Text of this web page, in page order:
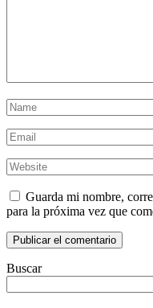
Guarda mi nombre,
para la próxima vez que
Buscar